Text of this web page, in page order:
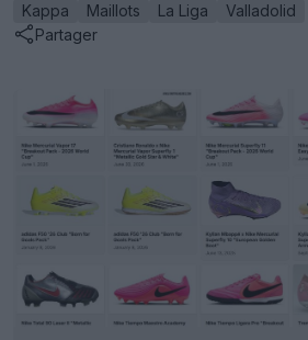
Kappa Maillots La Liga
Valladolid
Partager